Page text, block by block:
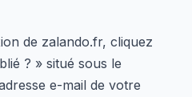
de zalando.fr, cliquez
? » situé sous le
e-mail de votre